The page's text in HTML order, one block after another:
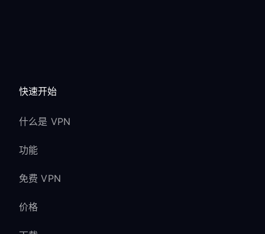
快速开始
什么是 VPN
功能
免费 VPN
价格